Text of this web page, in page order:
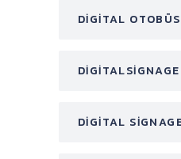
DIGITAL
DIGITALSIGNAGE
DIGITAL